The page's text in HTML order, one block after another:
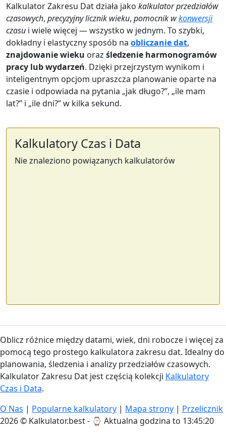
Kalkulator Zakresu Dat działa jako kalkulator przedziałów
czasowych, precyzyjny licznik wieku, pomocnik wkonwersji
czasu i wiele więcej — wszystko w jednym. To szybki,
dokładny i elastyczny sposób na obliczanie dat,
znajdowanie wieku oraz śledzenie harmonogramów
pracy lub wydarzeń. Dzięki przejrzystym wynikom i
inteligentnym opcjom upraszcza planowanie oparte na
czasie i odpowiada na pytania „jak długo?”, „ile mam
lat?” i „ile dni?” w kilka sekund.
Kalkulatory Czas i Data
Nie znaleziono powiązanych kalkulatorów
Oblicz różnice między datami, wiek, dni robocze i więcej za
pomocą tego prostego kalkulatora zakresu dat. Idealny do
planowania, śledzenia i analizy przedziałów czasowych.
Kalkulator Zakresu Dat jest częścią kolekcji Kalkulatory
Czas i Data.
O Nas | Popularne kalkulatory | Mapa strony | Przelicznik
2026 © Kalkulator.best - ⌚ Aktualna godzina to 13:45:21